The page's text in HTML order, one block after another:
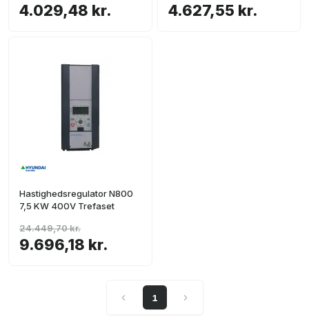
4.029,48 kr. 4.627,55 kr.
Hastighedsregulator N800
7,5 KW 400V Trefaset
9.696,18 kr.
24.449,70 kr.
1